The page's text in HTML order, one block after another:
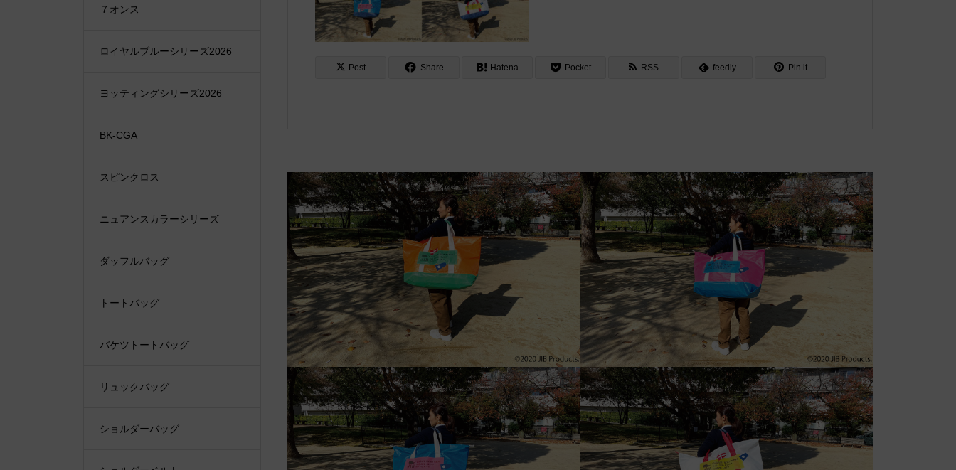
Post Share Hatena Pocket RSS feedly Pin it
７オンス
ロイヤルブルーシリーズ2026
ヨッティングシリーズ2026
BK-CGA
スピンクロス
ニュアンスカラーシリーズ
ダッフルバッグ
トートバッグ
バケツトートバッグ
リュックバッグ
ショルダーバッグ